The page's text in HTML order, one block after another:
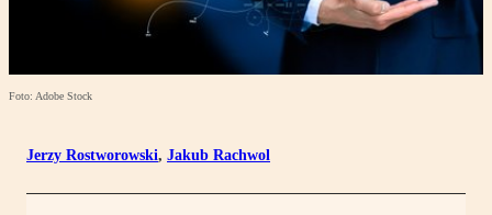
Foto: Adobe Stock
Jerzy Rostworowski, Jakub Rachwol